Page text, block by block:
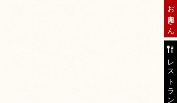
お肉屋さん
レストラン